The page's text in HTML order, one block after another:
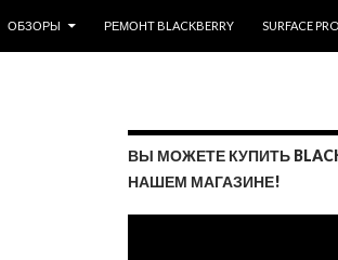
ОБЗОРЫ РЕМОНТ BLACKBERRY SURFACE PRO
ВЫ МОЖЕТЕ КУПИТЬ
НАШЕМ МАГАЗИНЕ!